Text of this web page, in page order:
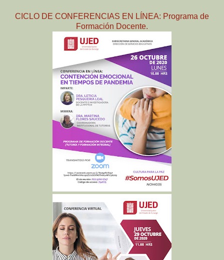
CICLO DE CONFERENCIAS EN LÍNEA: Programa de
Formación Docente.